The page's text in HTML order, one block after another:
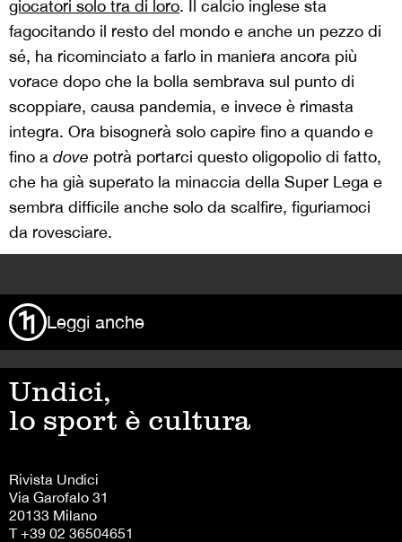
giocatori solo tra di loro. Il calcio inglese sta
fagocitando il resto del mondo e anche un pezzo di
sé, ha ricominciato a farlo in maniera ancora più
vorace dopo che la bolla sembrava sul punto di
scoppiare, causa pandemia, e invece è rimasta
integra. Ora bisognerà solo capire fino a quando e
fino a dove potrà portarci questo oligopolio di fatto,
che ha già superato la minaccia della Super Lega e
sembra difficile anche solo da scalfire, figuriamoci
da rovesciare.
Leggi anche
Undici,
lo sport è cultura
Rivista Undici
Via Garofalo 31
20133 Milano
T +39 02 36504651